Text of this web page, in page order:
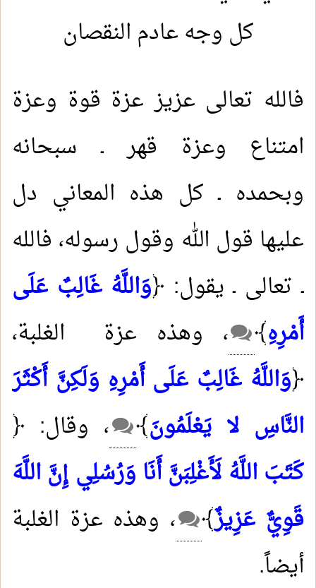
كل وجه عادم النقصان
فالله تعالى عزيز عزة قوة وعزة
امتناع وعزة قهر ـ سبحانه
وبحمده ـ كل هذه المعاني دل
عليها قول الله وقول رسوله، فالله
ـ تعالى ـ يقول: ﴿وَاللَّهُ غَالِبٌ عَلَى
أَمْرِهِ﴾
، وهذه عزة الغلبة،
﴿وَاللَّهُ غَالِبٌ عَلَى أَمْرِهِ وَلَكِنَّ أَكْثَرَ
النَّاسِ لا يَعْلَمُونَ﴾
، وقال: ﴿
كَتَبَ اللَّهُ لَأَغْلِبَنَّ أَنَا وَرُسُلِي إِنَّ اللَّهَ
قَوِيٌّ عَزِيزٌ﴾
، وهذه عزة الغلبة
أيضاً.